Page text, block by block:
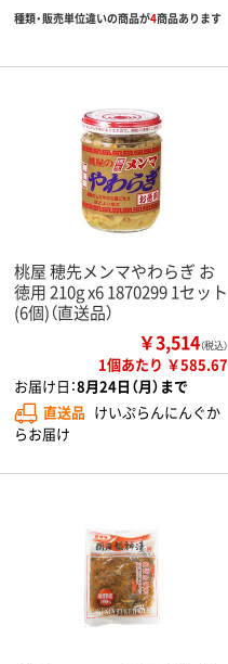
種類・販売単位違いの商品が4商品あります
桃屋 穂先メンマやわらぎ お
徳用 210g x6 1870299 1セット
(6個)（直送品）
￥3,514（税込）
1個あたり ￥585.67
お届け日：8月24日（月）まで
直送品 けいぷらんにんぐか
らお届け